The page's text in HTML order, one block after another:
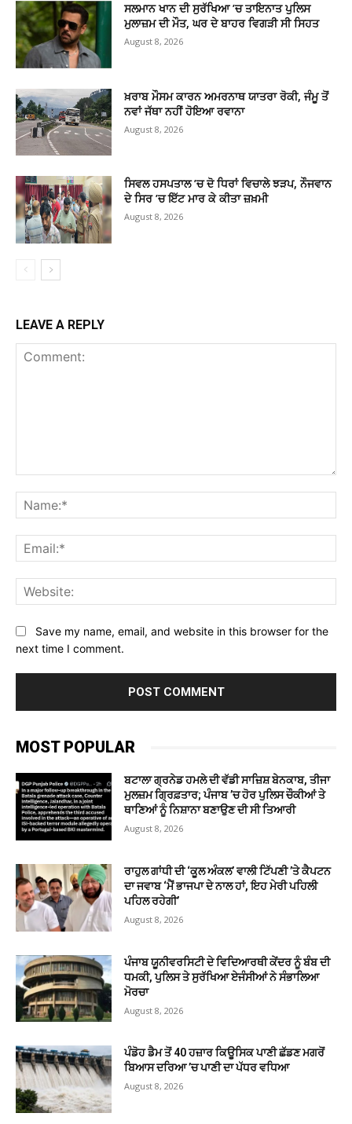
ਸਲਮਾਨ ਖਾਨ ਦੀ ਸੁਰੱਖਿਆ ’ਚ ਤਾਇਨਾਤ ਪੁਲਿਸ
ਮੁਲਾਜ਼ਮ ਦੀ ਮੌਤ, ਘਰ ਦੇ ਬਾਹਰ ਵਿਗੜੀ ਸੀ ਸਿਹਤ
August 8, 2026
ਖ਼ਰਾਬ ਮੌਸਮ ਕਾਰਨ ਅਮਰਨਾਥ ਯਾਤਰਾ ਰੋਕੀ, ਜੰਮੂ ਤੋਂ
ਨਵਾਂ ਜੱਥਾ ਨਹੀਂ ਹੋਇਆ ਰਵਾਨਾ
August 8, 2026
ਸਿਵਲ ਹਸਪਤਾਲ ’ਚ ਦੋ ਧਿਰਾਂ ਵਿਚਾਲੇ ਝੜਪ, ਨੌਜਵਾਨ
ਦੇ ਸਿਰ ’ਚ ਇੱਟ ਮਾਰ ਕੇ ਕੀਤਾ ਜ਼ਖ਼ਮੀ
August 8, 2026
LEAVE A REPLY
Save my name, email, and website in this browser for the
next time I comment.
MOST POPULAR
ਬਟਾਲਾ ਗ੍ਰਨੇਡ ਹਮਲੇ ਦੀ ਵੱਡੀ ਸਾਜ਼ਿਸ਼ ਬੇਨਕਾਬ, ਤੀਜਾ
ਮੁਲਜ਼ਮ ਗ੍ਰਿਫ਼ਤਾਰ; ਪੰਜਾਬ ’ਚ ਹੋਰ ਪੁਲਿਸ ਚੌਕੀਆਂ ਤੇ
ਥਾਣਿਆਂ ਨੂੰ ਨਿਸ਼ਾਨਾ ਬਣਾਉਣ ਦੀ ਸੀ ਤਿਆਰੀ
August 8, 2026
ਰਾਹੁਲ ਗਾਂਧੀ ਦੀ ‘ਕੂਲ ਅੰਕਲ’ ਵਾਲੀ ਟਿੱਪਣੀ ’ਤੇ ਕੈਪਟਨ
ਦਾ ਜਵਾਬ ‘ਮੈਂ ਭਾਜਪਾ ਦੇ ਨਾਲ ਹਾਂ, ਇਹ ਮੇਰੀ ਪਹਿਲੀ
ਪਹਿਲ ਰਹੇਗੀ’
August 8, 2026
ਪੰਜਾਬ ਯੂਨੀਵਰਸਿਟੀ ਦੇ ਵਿਦਿਆਰਥੀ ਕੇਂਦਰ ਨੂੰ ਬੰਬ ਦੀ
ਧਮਕੀ, ਪੁਲਿਸ ਤੇ ਸੁਰੱਖਿਆ ਏਜੰਸੀਆਂ ਨੇ ਸੰਭਾਲਿਆ
ਮੋਰਚਾ
August 8, 2026
ਪੰਡੋਹ ਡੈਮ ਤੋਂ 40 ਹਜ਼ਾਰ ਕਿਊਸਿਕ ਪਾਣੀ ਛੱਡਣ ਮਗਰੋਂ
ਬਿਆਸ ਦਰਿਆ ’ਚ ਪਾਣੀ ਦਾ ਪੱਧਰ ਵਧਿਆ
August 8, 2026